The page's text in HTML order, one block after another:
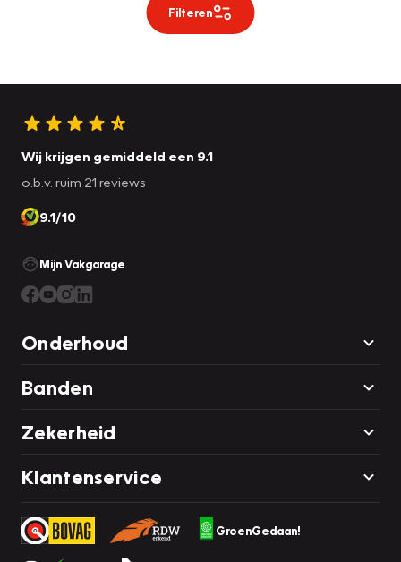
Filteren
Wij krijgen gemiddeld een 9.1
o.b.v. ruim 21 reviews
9.1/10
Mijn Vakgarage
Onderhoud
Banden
Zekerheid
Klantenservice
GroenGedaan!